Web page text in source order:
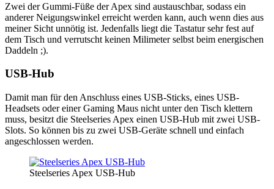
Zwei der Gummi-Füße der Apex sind austauschbar, sodass ein
anderer Neigungswinkel erreicht werden kann, auch wenn dies aus
meiner Sicht unnötig ist. Jedenfalls liegt die Tastatur sehr fest auf
dem Tisch und verrutscht keinen Milimeter selbst beim energischen
Daddeln ;).
USB-Hub
Damit man für den Anschluss eines USB-Sticks, eines USB-
Headsets oder einer Gaming Maus nicht unter den Tisch klettern
muss, besitzt die Steelseries Apex einen USB-Hub mit zwei USB-
Slots. So können bis zu zwei USB-Geräte schnell und einfach
angeschlossen werden.
Steelseries Apex USB-Hub